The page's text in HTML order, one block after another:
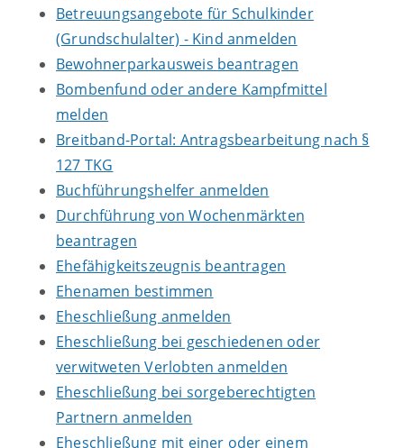
Betreuungsangebote für Schulkinder
(Grundschulalter) - Kind anmelden
Bewohnerparkausweis beantragen
Bombenfund oder andere Kampfmittel
melden
Breitband-Portal: Antragsbearbeitung nach §
127 TKG
Buchführungshelfer anmelden
Durchführung von Wochenmärkten
beantragen
Ehefähigkeitszeugnis beantragen
Ehenamen bestimmen
Eheschließung anmelden
Eheschließung bei geschiedenen oder
verwitweten Verlobten anmelden
Eheschließung bei sorgeberechtigten
Partnern anmelden
Eheschließung mit einer oder einem